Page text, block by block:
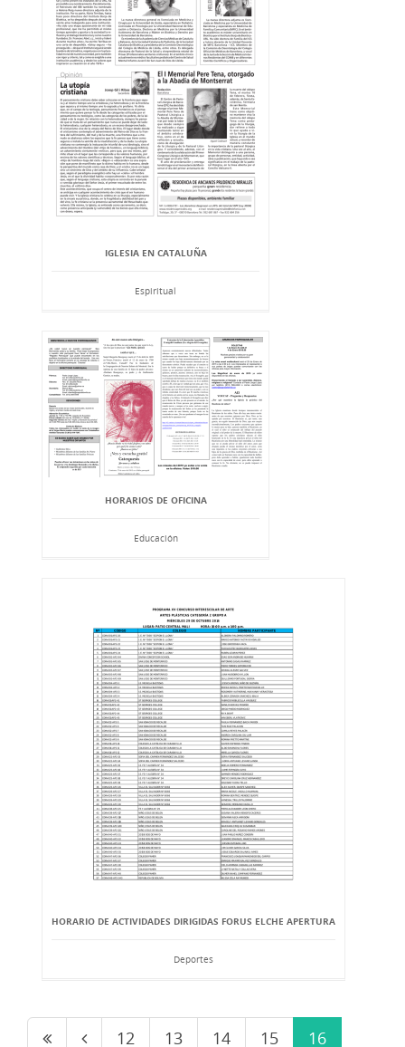
IGLESIA EN CATALUÑA
Espiritual
HORARIOS DE OFICINA
Educación
HORARIO DE ACTIVIDADES DIRIGIDAS FORUS ELCHE APERTURA
Deportes
12 13 14 15 16